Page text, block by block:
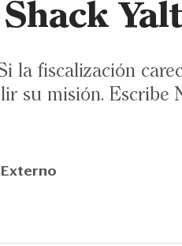
la fiscalización
su misión. Escribe